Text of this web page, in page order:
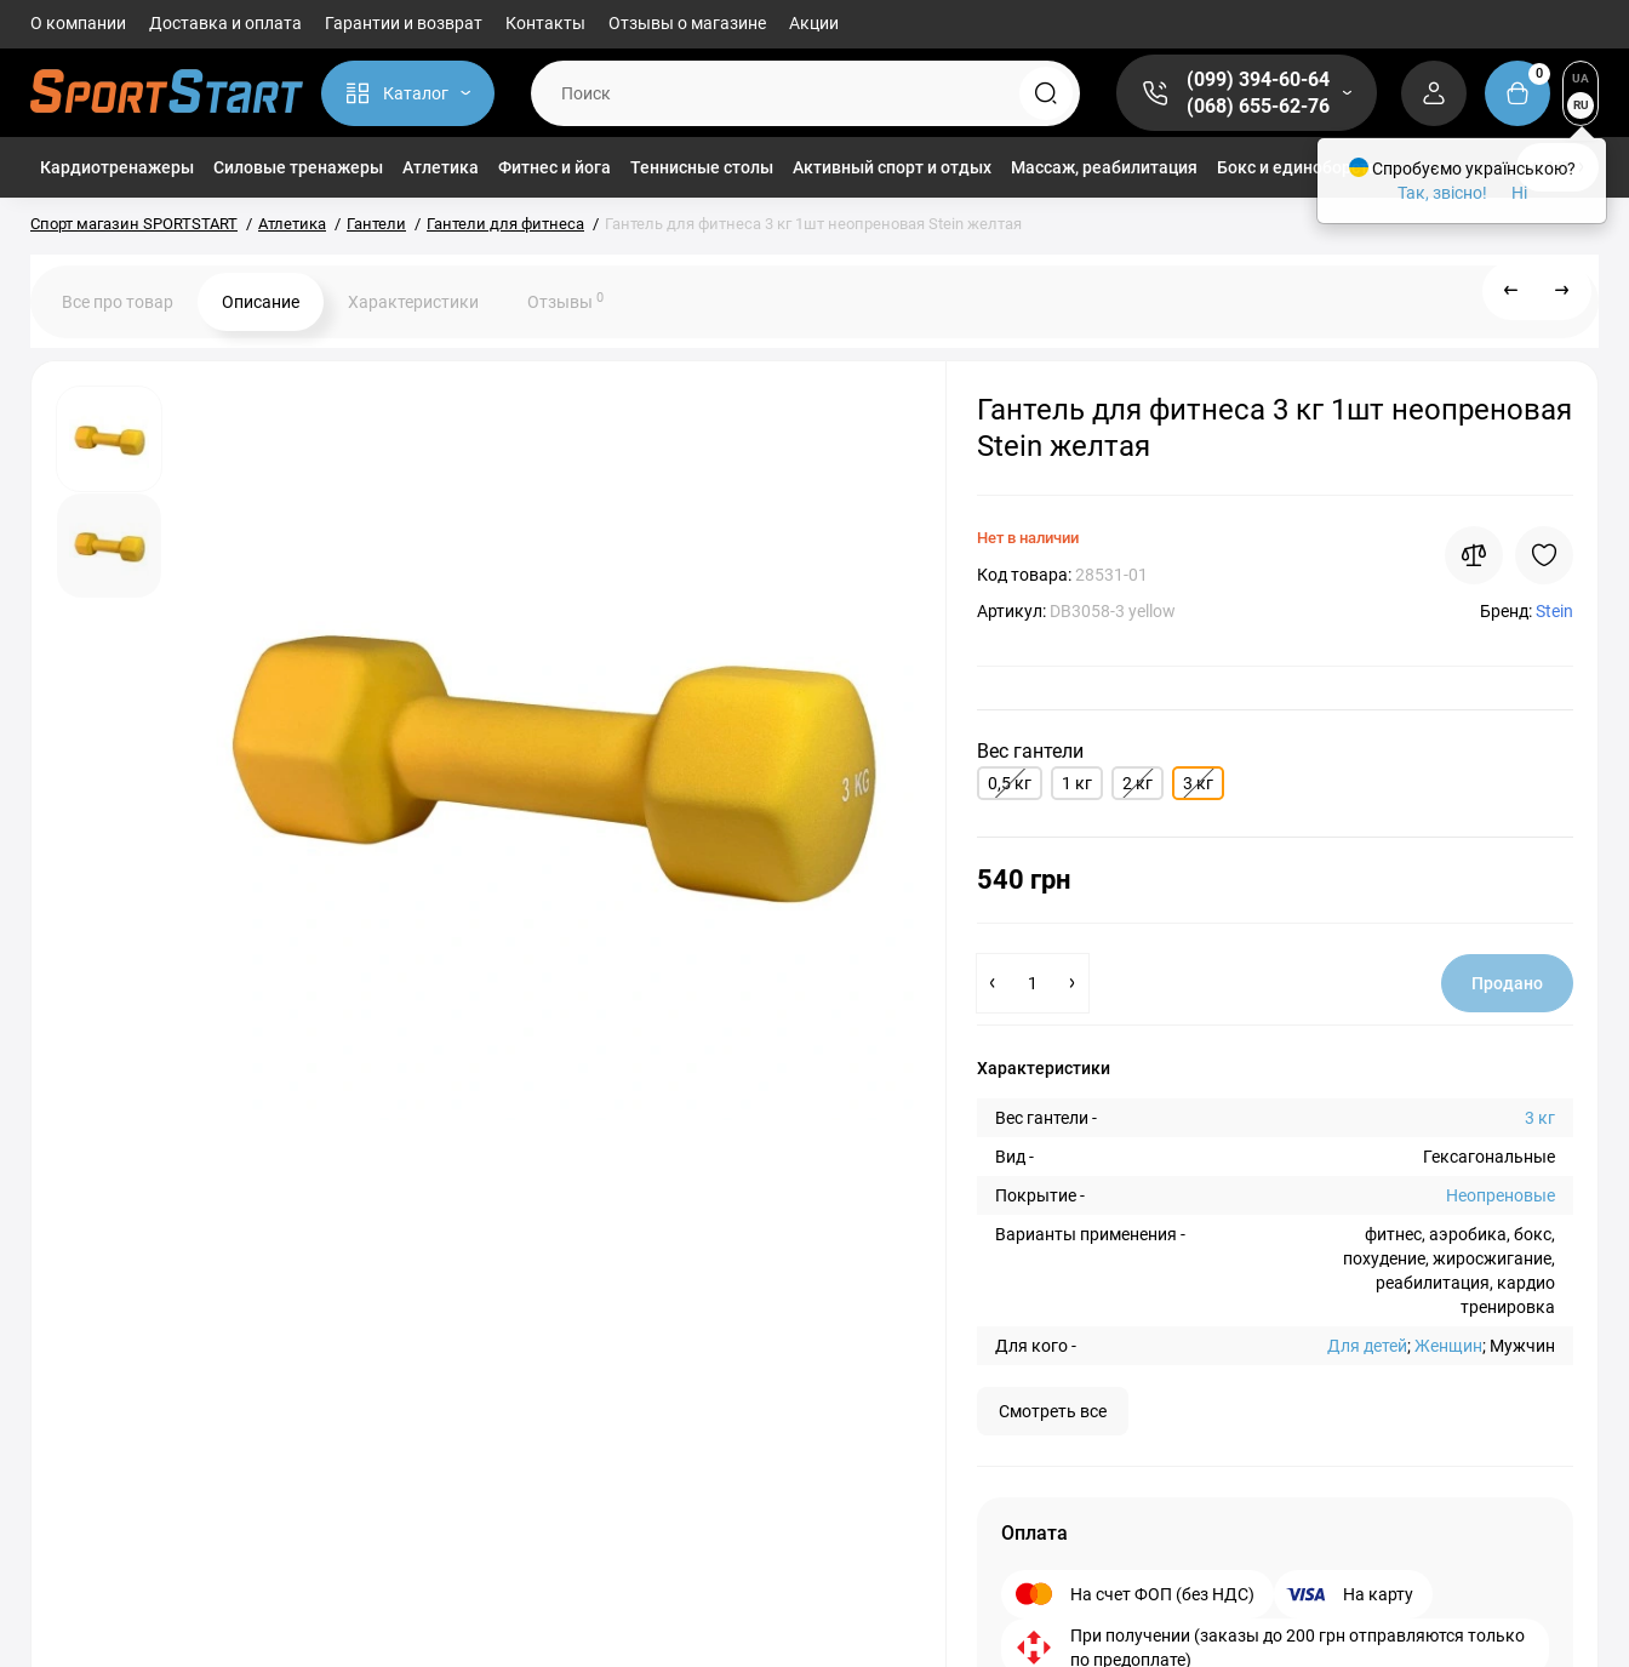
О компании Доставка и оплата Гарантии и возврат Контакты Отзывы о магазине Акции
Каталог
(099) 394-60-64
(068) 655-62-76
0
UA
RU
Кардиотренажеры Силовые тренажеры Атлетика Фитнес и йога Теннисные столы Активный спорт и отдых Массаж, реабилитация Бокс и единоборства 1/2
Спорт магазин SPORTSTART Атлетика Гантели Гантели для фитнеса Гантель для фитнеса 3 кг 1шт неопреновая Stein желтая
Все про товар Описание Характеристики Отзывы 0
Гантель для фитнеса 3 кг 1шт неопреновая
Stein желтая
Нет в наличии
Код товара: 28531-01
Артикул: DB3058-3 yellow Бренд:Stein
Вес гантели
0,5 кг 1 кг 2 кг 3 кг
540 грн
Продано
Характеристики
Вес гантели -
3 кг
Вид -
Гексагональные
Покрытие -
Неопреновые
Варианты применения -
фитнес, аэробика, бокс,
похудение, жиросжигание,
реабилитация, кардио
тренировка
Для кого -
Для детей;Женщин; Мужчин
Смотреть все
Оплата
На счет ФОП (без НДС) На карту
При получении (заказы до 200 грн отправляются только
по предоплате)
Спробуємо українською?
Так, звісно!
Ні